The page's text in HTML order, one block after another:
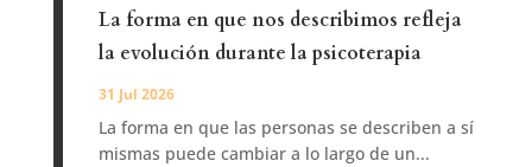
La forma en que nos describimos refleja
la evolución durante la psicoterapia
31 Jul 2026
La forma en que las personas se describen a sí
mismas puede cambiar a lo largo de un...